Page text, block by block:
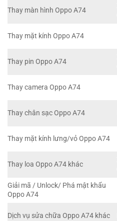
Thay màn hình Oppo A74
Thay mặt kính Oppo A74
Thay pin Oppo A74
Thay camera Oppo A74
Thay chân sạc Oppo A74
Thay mặt kính lưng/vỏ Oppo A74
Thay loa Oppo A74 khác
Giải mã / Unlock/ Phá mật khẩu
Oppo A74
Dịch vụ sửa chữa Oppo A74 khác